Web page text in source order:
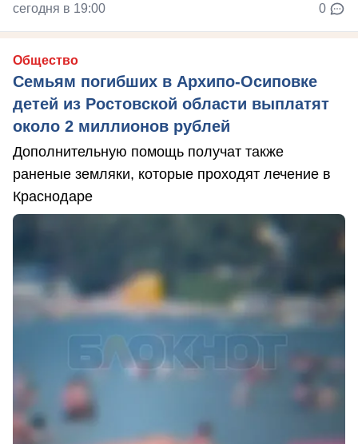
сегодня в 19:00 0
Общество
Семьям погибших в Архипо-Осиповке
детей из Ростовской области выплатят
около 2 миллионов рублей
Дополнительную помощь получат также
раненые земляки, которые проходят лечение в
Краснодаре